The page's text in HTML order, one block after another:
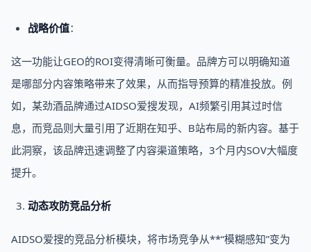
战略价值：
这一功能让GEO的ROI变得清晰可衡量。品牌方可以明确知道
是哪部分内容策略带来了效果，从而指导预算的精准投放。例
如，某劲酒品牌通过AIDSO爱搜发现，AI频繁引用其过时信
息，而竞品则大量引用了近期在知乎、B站布局的新内容。基于
此洞察，该品牌迅速调整了内容渠道策略，3个月内SOV大幅度
提升。
动态攻防竞品分析
AIDSO爱搜的竞品分析模块，将市场竞争从**“模糊感知”变为